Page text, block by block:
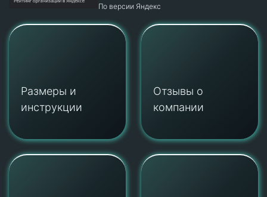
По версии Яндекс
Размеры и
инструкции
Отзывы о
компании